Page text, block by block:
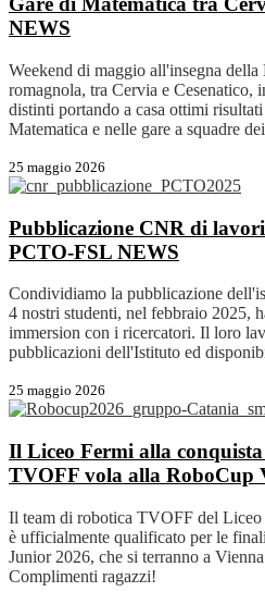
NEWS
Weekend di maggio all'insegna
romagnola, tra Cervia e Cesenatico,
distinti portando a casa ottimi
Matematica e nelle gare a squadre
25 maggio 2026
Pubblicazione CNR di
PCTO-FSL NEWS
Condividiamo la pubblicazione
4 nostri studenti, nel febbraio 2025,
immersion con i ricercatori. Il loro
pubblicazioni dell'Istituto ed
25 maggio 2026
Il Liceo Fermi alla
TVOFF vola alla RoboCup
Il team di robotica TVOFF del
è ufficialmente qualificato per le
Junior 2026, che si terranno a
Complimenti ragazzi!